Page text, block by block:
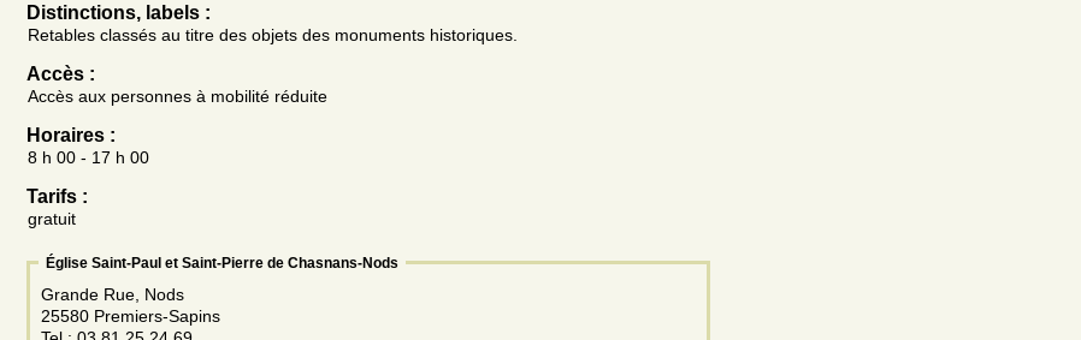
Distinctions, labels :
Retables classés au titre des objets des monuments historiques.
Accès :
Accès aux personnes à mobilité réduite
Horaires :
8 h 00 - 17 h 00
Tarifs :
gratuit
Église Saint-Paul et Saint-Pierre de Chasnans-Nods
Grande Rue, Nods
25580 Premiers-Sapins